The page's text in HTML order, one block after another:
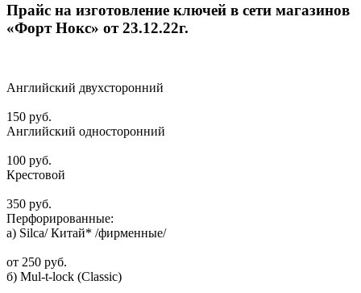
Прайс на изготовление ключей в сети магазинов
«Форт Нокс» от 23.12.22г.
Английский двухсторонний
150 руб.
Английский односторонний
100 руб.
Крестовой
350 руб.
Перфорированные:
а) Silca/ Китай* /фирменные/
от 250 руб.
б) Mul-t-lock (Classic)